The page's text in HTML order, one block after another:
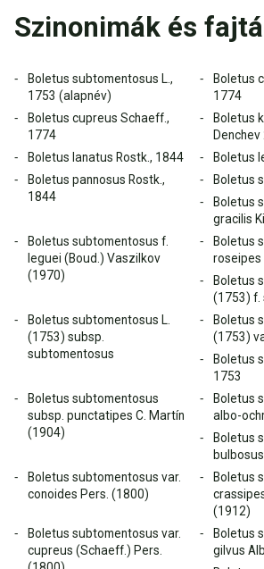
Szinonimák és
Boletus subtomentosus L.,
1753 (alapnév)
Boletus
1774
Boletus cupreus Schaeff.,
1774
Boletus
Boletus lanatus Rostk., 1844
Boletus
Boletus pannosus Rostk.,
1844
Boletus
Boletus
gracilis
Boletus subtomentosus f.
leguei (Boud.) Vaszilkov
(1970)
Boletus
roseipes
Boletus
(1753) f.
Boletus subtomentosus L.
(1753) subsp.
subtomentosus
Boletus
(1753)
Boletus
1753
Boletus subtomentosus
subsp. punctatipes C. Martín
(1904)
Boletus
albo-
Boletus
Boletus subtomentosus var.
conoides Pers. (1800)
Boletus
(1912)
Boletus subtomentosus var.
cupreus (Schaeff.) Pers.
Boletus
gilvus